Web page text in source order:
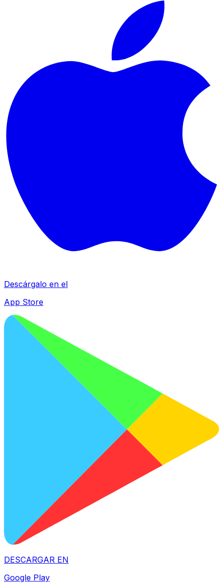
Descárgalo en el
App Store
DESCARGAR EN
Google Play